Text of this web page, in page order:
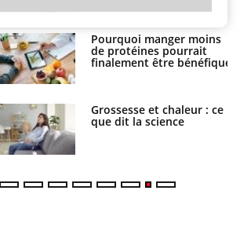
Pourquoi manger moins
de protéines pourrait
finalement être bénéfique
Grossesse et chaleur : ce
que dit la science